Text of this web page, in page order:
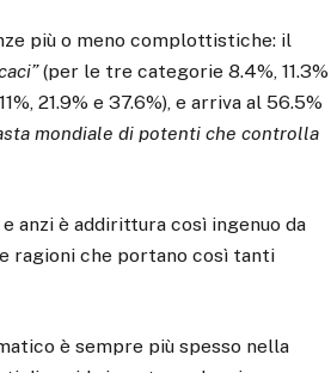
più o meno complottistiche: il
(per le tre categorie 8.4%, 11.3%
21.9% e 37.6%), e arriva al 56.5%
mondiale di potenti che controlla
anzi è addirittura così ingenuo da
ragioni che portano così tanti
è sempre più spesso nella